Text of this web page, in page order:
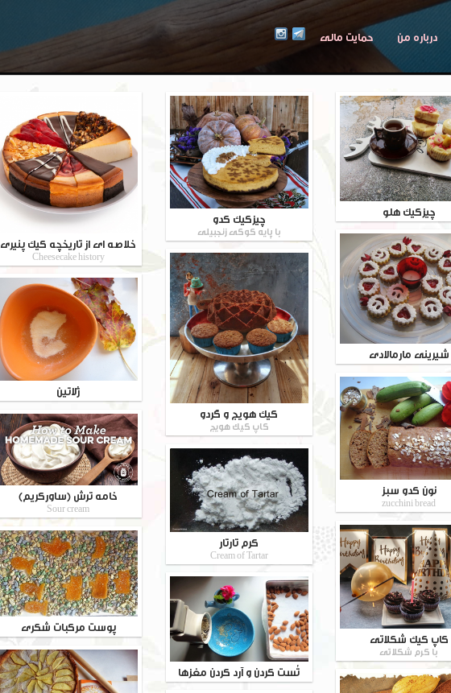
درباره من حمایت مالی
چیزکیک هلو چیزکیک کدو
با پایه کوکی زنجبیلی
خلاصه ای از تاریخچه کیک پنیری
Cheesecake history
شیرینی مارمالادی
کیک هویج و گردو
کاپ کیک هویج
ژلاتین
نون کدو سبز
zucchini bread خامه ترش (ساورکریم)
Sour cream
کرم تارتار
Cream of Tartar
کاپ کیک شکلاتی
با کرم شکلاتی
پوست مرکبات شکری
تُست کردن و آرد کردن مغزها